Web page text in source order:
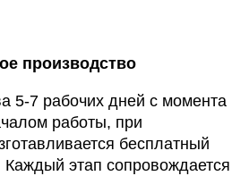
производство
5-7 рабочих дней с момента
работы, при
бесплатный
этап сопровождается